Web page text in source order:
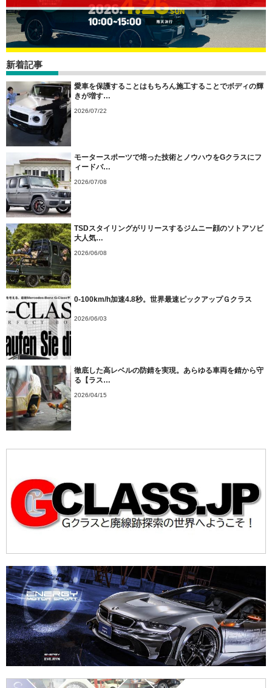
新着記事
愛車を保護することはもちろん施工することでボディの輝
きが増す…
2026/07/22
モータースポーツで培った技術とノウハウをGクラスにフ
ィードバ…
2026/07/08
TSDスタイリングがリリースするジムニー顔のソトアソビ
大人気…
2026/06/08
0-100km/h加速4.8秒。世界最速ピックアップＧクラス
2026/06/03
徹底した高レベルの防錆を実現。あらゆる車両を錆から守
る【ラス…
2026/04/15